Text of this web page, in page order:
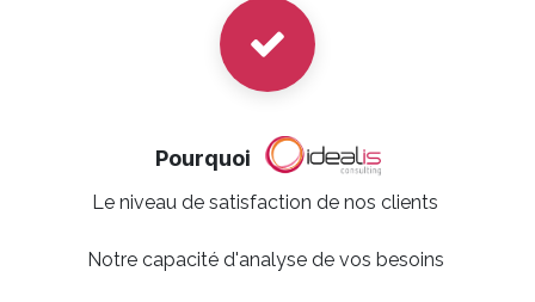
Pourquoi
Le niveau de satisfaction de nos clients
Notre capacité d'analyse de vos besoins